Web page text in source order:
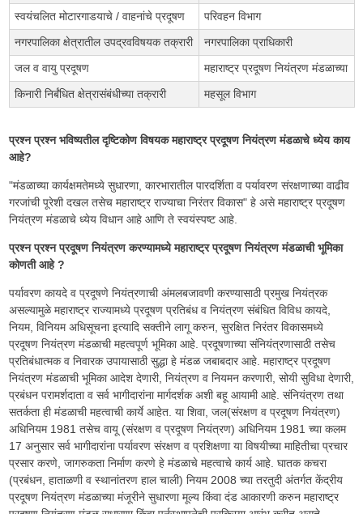
स्वयंचलित मोटारगाडयाचे / वाहनांचे प्रदूषण
परिवहन विभाग
नगरपालिका क्षेत्रातील उपद्रवविषयक तक्रारी
नगरपालिका प्राधिकारी
जल व वायु प्रदूषण
महाराष्ट्र प्रदूषण नियंत्रण मंडळाच्या
किनारी निर्बंधित क्षेत्रासंबंधीच्या तक्रारी
महसूल विभाग
प्रश्न प्रश्न भविष्यतील दृष्टिकोण विषयक महाराष्ट्र प्रदूषण नियंत्रण मंडळाचे ध्येय काय
आहे?
"मंडळाच्या कार्यक्षमतेमध्ये सुधारणा, कारभारातील पारदर्शिता व पर्यावरण संरक्षणाच्या वाढीव
गरजांची पूरेशी दखल तसेच महाराष्ट्र राज्याचा निरंतर विकास" हे असे महाराष्ट्र प्रदूषण
नियंत्रण मंडळाचे ध्येय विधान आहे आणि ते स्वयंस्पष्ट आहे.
प्रश्न प्रश्न प्रदूषण नियंत्रण करण्यामध्ये महाराष्ट्र प्रदूषण नियंत्रण मंडळाची भूमिका
कोणती आहे ?
पर्यावरण कायदे व प्रदूषणे नियंत्रणाची अंमलबजावणी करण्यासाठी प्रमुख नियंत्रक
असल्यामुळे महाराष्ट्र राज्यामध्ये प्रदूषण प्रतिबंध व नियंत्रण संबंधित विविध कायदे,
नियम, विनियम अधिसूचना इत्यादि सक्तीने लागू करुन, सुरक्षित निरंतर विकासमध्ये
प्रदूषण नियंत्रण मंडळाची महत्वपूर्ण भूमिका आहे. प्रदूषणाच्या संनियंत्रणासाठी तसेच
प्रतिबंधात्मक व निवारक उपायासाठी सुद्धा हे मंडळ जबाबदार आहे. महाराष्ट्र प्रदूषण
नियंत्रण मंडळाची भूमिका आदेश देणारी, नियंत्रण व नियमन करणारी, सोयी सुविधा देणारी,
प्रबंधन परामर्शदाता व सर्व भागीदारांना मार्गदर्शक अशी बहू आयामी आहे. संनियंत्रण तथा
सतर्कता ही मंडळाची महत्वाची कार्ये आहेत. या शिवा, जल(संरक्षण व प्रदूषण नियंत्रण)
अधिनियम 1981 तसेच वायू (संरक्षण व प्रदूषण नियंत्रण) अधिनियम 1981 च्या कलम
17 अनुसार सर्व भागीदारांना पर्यावरण संरक्षण व प्रशिक्षणा या विषयीच्या माहितीचा प्रचार
प्रसार करणे, जागरुकता निर्माण करणे हे मंडळाचे महत्वाचे कार्य आहे. घातक कचरा
(प्रबंधन, हाताळणी व स्थानांतरण हाल चाली) नियम 2008 च्या तरतुदी अंतर्गत केंद्रीय
प्रदूषण नियंत्रण मंडळाच्या मंजूरीने सुधारणा मूल्य किंवा दंड आकारणी करुन महाराष्ट्र